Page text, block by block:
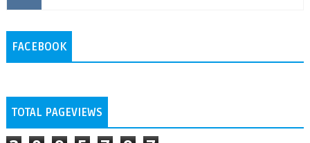
FACEBOOK
TOTAL PAGEVIEWS